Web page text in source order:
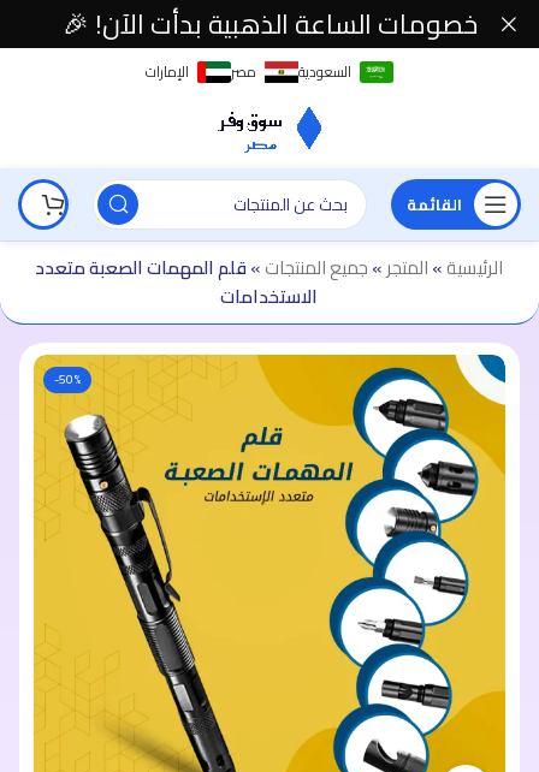
السعودية مصر الإمارات
القائمة
الرئيسية»المتجر»جميع المنتجات»قلم المهمات الصعبة متعدد
الاستخدامات
-50%
خصومات الساعة الذهبية بدأت الآن! 🎉